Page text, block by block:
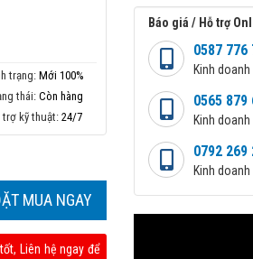
trạng:Mới 100%
thái:Còn hàng
trợ kỹ thuật:24/7
MUA NGAY
Liên hệ ngay để
Báo giá / Hỗ trợ
0587 776
Kinh
0565 879
Kinh
0792 269
Kinh